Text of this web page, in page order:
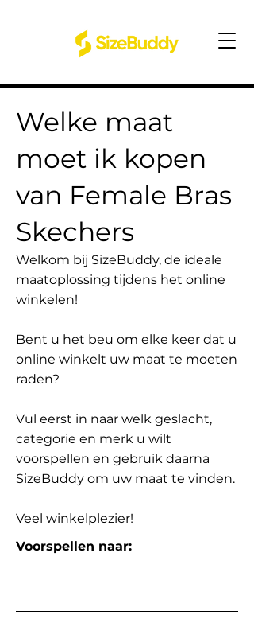
Welke maat
moet ik kopen
van Female Bras
Skechers
Welkom bij SizeBuddy, de ideale
maatoplossing tijdens het online
winkelen!
Bent u het beu om elke keer dat u
online winkelt uw maat te moeten
raden?
Vul eerst in naar welk geslacht,
categorie en merk u wilt
voorspellen en gebruik daarna
SizeBuddy om uw maat te vinden.
Veel winkelplezier!
Voorspellen naar: